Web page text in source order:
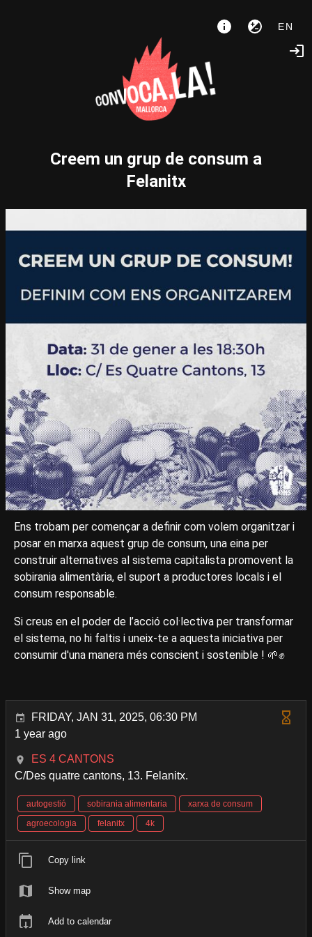
EN
Creem un grup de consum a
Felanitx
Ens trobam per començar a definir com volem organitzar i
posar en marxa aquest grup de consum, una eina per
construir alternatives al sistema capitalista promovent la
sobirania alimentària, el suport a productores locals i el
consum responsable.
Si creus en el poder de l’acció col·lectiva per transformar
el sistema, no hi faltis i uneix-te a aquesta iniciativa per
consumir d'una manera més conscient i sostenible ! 🌱✊
FRIDAY, JAN 31, 2025, 06:30 PM
1 year ago
ES 4 CANTONS
C/Des quatre cantons, 13. Felanitx.
autogestió sobirania alimentaria
xarxa de consum
agroecologia
felanitx 4k
Copy link
Show map
Add to calendar